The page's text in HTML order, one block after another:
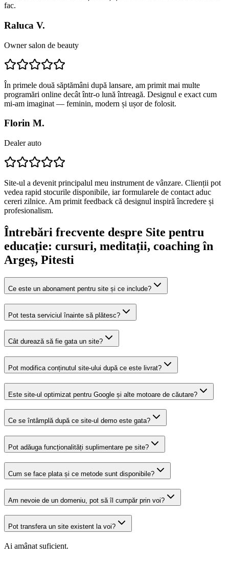
fac.
Raluca V.
Owner salon de beauty
În primele două săptămâni după lansare, am primit mai multe
programări online decât într-o lună întreagă. Designul e exact cum
mi-am imaginat — feminin, modern și ușor de folosit.
Florin M.
Dealer auto
Site-ul a devenit principalul meu instrument de vânzare. Clienții pot
vedea rapid stocurile disponibile, iar formularele de contact aduc
cereri zilnice. Am primit feedback că designul inspiră încredere și
profesionalism.
Întrebări frecvente despre Site pentru
educație: cursuri, meditații, coachingîn
Argeș, Pitesti
Ce este un abonament pentru site și ce include?
Pot testa serviciul înainte să plătesc?
Cât durează să fie gata un site?
Pot modifica conținutul site-ului după ce este livrat?
Este site-ul optimizat pentru Google și alte motoare de căutare?
Ce se întâmplă după ce site-ul demo este gata?
Pot adăuga funcționalități suplimentare pe site?
Cum se face plata și ce metode sunt disponibile?
Am nevoie de un domeniu, pot să îl cumpăr prin voi?
Pot transfera un site existent la voi?
Ai amânat suficient.